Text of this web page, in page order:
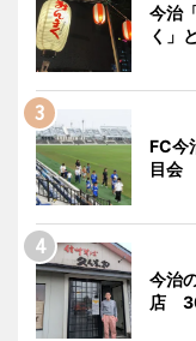
今治
く」
FC今
目会
今治
店